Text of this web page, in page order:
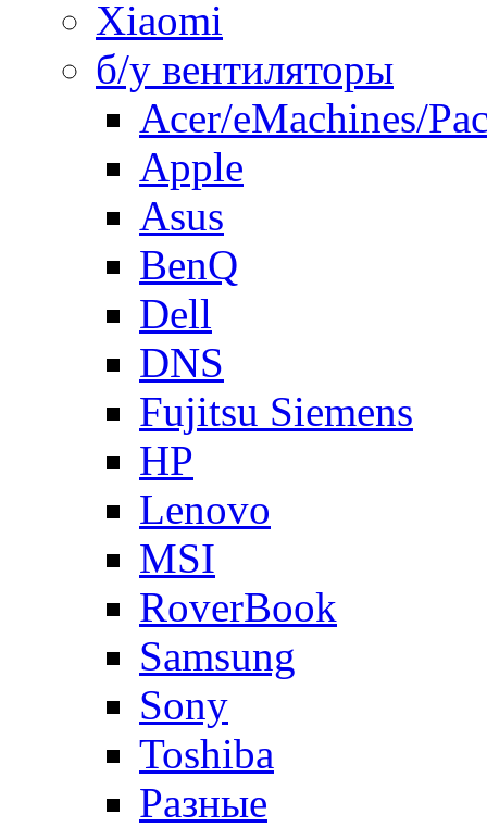
Xiaomi
б/у вентиляторы
Acer/eMachines/
Apple
Asus
BenQ
Dell
DNS
Fujitsu Siemens
HP
Lenovo
MSI
RoverBook
Samsung
Sony
Toshiba
Разные